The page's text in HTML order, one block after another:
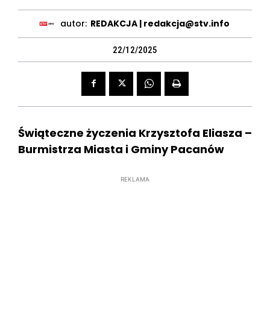
autor: REDAKCJA | redakcja@stv.info
22/12/2025
Świąteczne życzenia Krzysztofa Eliasza –
Burmistrza Miasta i Gminy Pacanów
REKLAMA